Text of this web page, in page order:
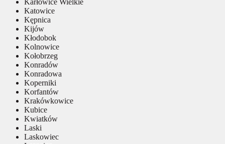
Katowice
Kępnica
Kijów
Kłodobok
Kolnowice
Kołobrzeg
Konradów
Konradowa
Koperniki
Korfantów
Krakówkowice
Kubice
Kwiatków
Laski
Laskowiec